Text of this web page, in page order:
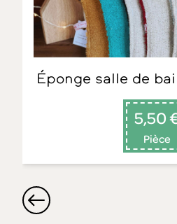
Éponge salle de
5,50
Pièce